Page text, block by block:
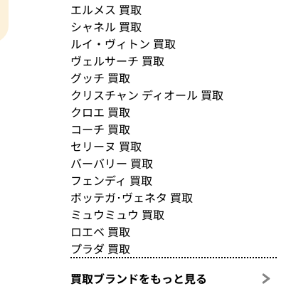
エルメス 買取
シャネル 買取
ルイ・ヴィトン 買取
ヴェルサーチ 買取
グッチ 買取
クリスチャン ディオール 買取
クロエ 買取
コーチ 買取
セリーヌ 買取
バーバリー 買取
フェンディ 買取
ボッテガ･ヴェネタ 買取
ミュウミュウ 買取
ロエベ 買取
プラダ 買取
買取ブランドをもっと見る